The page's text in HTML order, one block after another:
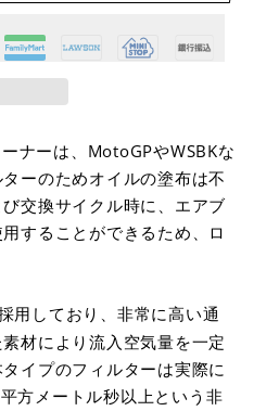
ナーは、MotoGPやWSBKな
ーのためオイルの塗布は不
交換サイクル時に、エアブ
することができるため、ロ
用しており、非常に高い通
材により流入空気量を一定
イプのフィルターは実際に
方メートル秒以上という非